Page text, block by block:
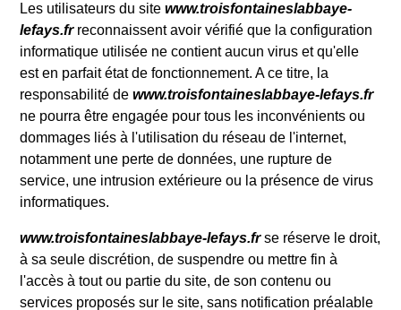
Les utilisateurs du sitewww.troisfontaineslabbaye-
lefays.frreconnaissent avoir vérifié que la configuration
informatique utilisée ne contient aucun virus et qu'elle
est en parfait état de fonctionnement. A ce titre, la
responsabilité dewww.troisfontaineslabbaye-lefays.fr
ne pourra être engagée pour tous les inconvénients ou
dommages liés à l'utilisation du réseau de l'internet,
notamment une perte de données, une rupture de
service, une intrusion extérieure ou la présence de virus
informatiques.
www.troisfontaineslabbaye-lefays.frse réserve le droit,
à sa seule discrétion, de suspendre ou mettre fin à
l'accès à tout ou partie du site, de son contenu ou
services proposés sur le site, sans notification préalable